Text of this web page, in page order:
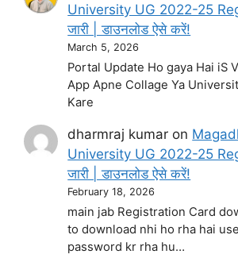
University UG 2022-25
जारी | डाउनलोड ऐसे करें!
March 5, 2026
Portal Update Ho gaya Hai iS
App Apne Collage Ya
Kare
dharmraj kumar on
University UG 2022-25
जारी | डाउनलोड ऐसे करें!
February 18, 2026
main jab Registration Card
to download nhi ho rha hai
password kr rha hu…